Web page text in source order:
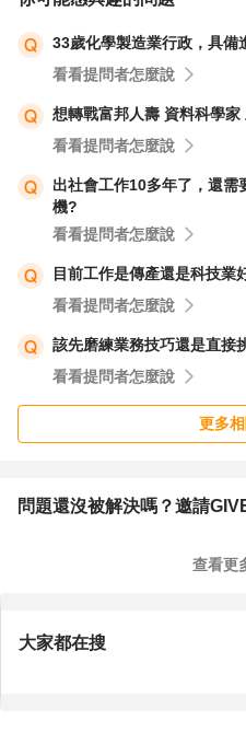
33歲化學製造業行政，具備
看看提問者怎麼說
想轉戰富邦人壽 資料科學
看看提問者怎麼說
出社會工作10多年了，還
機?
看看提問者怎麼說
目前工作是傳產還是科技業
看看提問者怎麼說
該先磨練業務技巧還是直接
看看提問者怎麼說
更多
問題還沒被解決嗎？邀請
查看更
大家都在搜